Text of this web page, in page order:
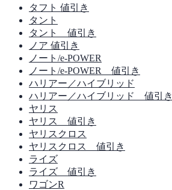
タフト 値引き
タント
タント 値引き
ノア 値引き
ノート/e-POWER
ノート/e-POWER 値引き
ハリアー／ハイブリッド
ハリアー／ハイブリッド 値引き
ヤリス
ヤリス 値引き
ヤリスクロス
ヤリスクロス 値引き
ライズ
ライズ 値引き
ワゴンR